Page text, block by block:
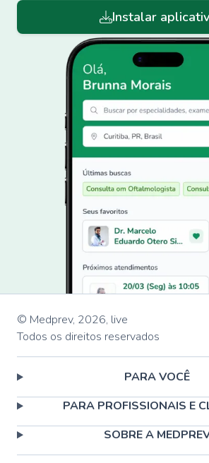
Instalar
© Medprev, 2026, live
Todos os direitos reservados
PARA VOCÊ
PARA PROFISSIONAIS E
SOBRE A